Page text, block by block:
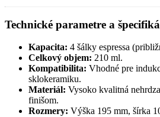
Technické parametre a
Kapacita: 4 šálky espressa
Celkový objem: 210 ml.
Kompatibilita: Vhodné pre
sklokeramiku.
Materiál: Vysoko kvalitná
finišom.
Rozmery: Výška 195 mm, šírka